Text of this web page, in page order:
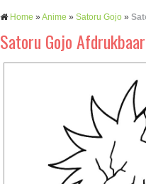
Home »Anime » Satoru Gojo »
Satoru Gojo